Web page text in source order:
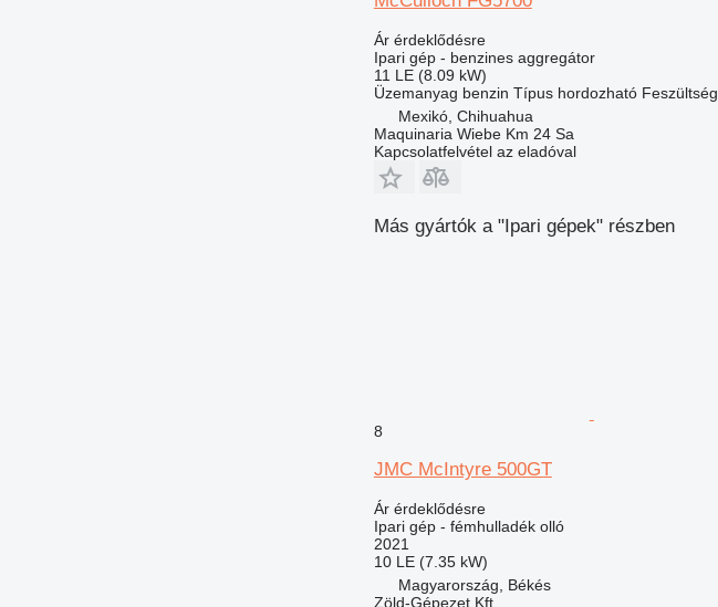
Ár érdeklődésre
Ipari gép - benzines aggregátor
11 LE (8.09 kW)
Üzemanyag benzin Típus hordozható Feszültség
Mexikó, Chihuahua
Maquinaria Wiebe Km 24 Sa
Kapcsolatfelvétel az eladóval
Más gyártók a "Ipari gépek" részben
8
JMC McIntyre 500GT
Ár érdeklődésre
Ipari gép - fémhulladék olló
2021
10 LE (7.35 kW)
Magyarország, Békés
Zöld-Gépezet Kft.